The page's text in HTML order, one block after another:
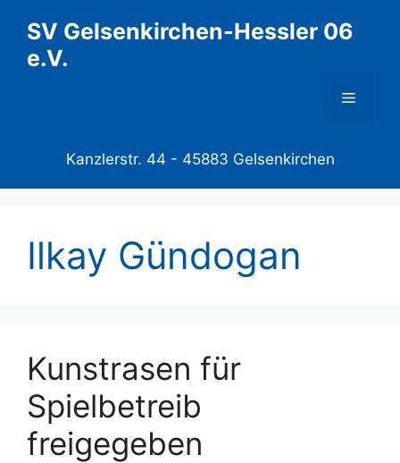
Inhalt
springen
SV Gelsenkirchen-Hessler 06
e.V.
Menü
Kanzlerstr. 44 - 45883 Gelsenkirchen
Ilkay Gündogan
Kunstrasen für
Spielbetreib
freigegeben